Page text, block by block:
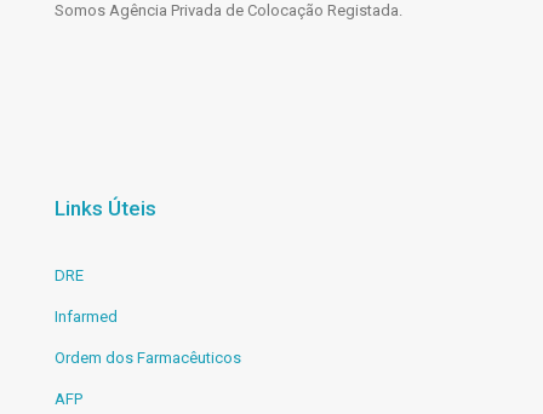
Somos Agência Privada de Colocação Registada.
Links Úteis
DRE
Infarmed
Ordem dos Farmacêuticos
AFP